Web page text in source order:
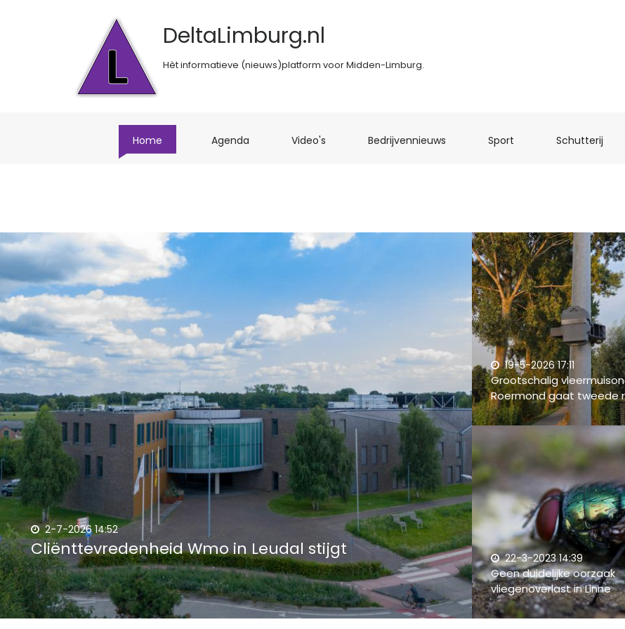
DeltaLimburg.nl
Hèt informatieve (nieuws)platform voor Midden-Limburg.
Home Agenda (current)Video's (current)Bedrijvennieuws (current)Sport (current)Schutterij
2-7-2026 14:52
Cliënttevredenheid Wmo in Leudal stijgt
19-5-2026 17:11
Grootschalig
Roermond gaat tweede
22-3-2023 14:39
Geen duidelijke oorzaak
vliegenoverlast in Linne